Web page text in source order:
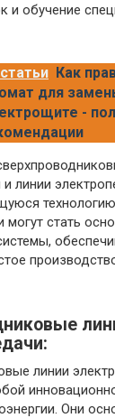
и обучение
Как
для
-
линии
могут стать
линии
Они